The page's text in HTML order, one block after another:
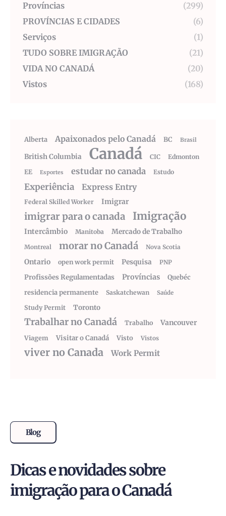
Províncias
(299)
PROVÍNCIAS E CIDADES
(6)
Serviços
(1)
TUDO SOBRE IMIGRAÇÃO
(21)
VIDA NO CANADÁ
(20)
Vistos
(168)
Alberta Apaixonados pelo Canadá BC Brasil
British Columbia Canadá CIC
Edmonton
EE
Esportes estudar no canada Estudo
Experiência Express Entry
Federal Skilled Worker Imigrar
imigrar para o canada Imigração
Intercâmbio Manitoba Mercado de Trabalho
Montreal morar no Canadá Nova Scotia
Ontario open work permit Pesquisa PNP
Profissões Regulamentadas Províncias
Quebéc
residencia permanente
Saskatchewan Saúde
Study Permit Toronto
Trabalhar no Canadá Trabalho Vancouver
Viagem Visitar o Canadá Visto Vistos
viver no Canada Work Permit
Blog
Dicas e novidades sobre
imigração para o Canadá